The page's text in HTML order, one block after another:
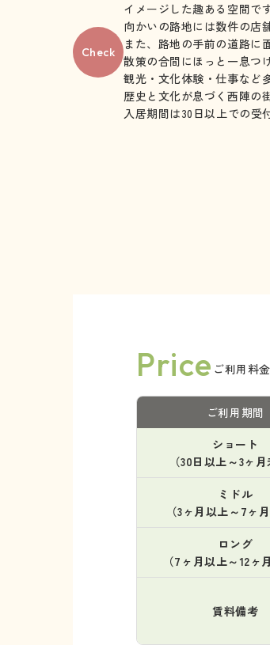
Check
イメージした趣ある空間です
向かいの路地には数件の店
また、路地の手前の道路に
散策の合間にほっと一息つ
観光・文化体験・仕事など
歴史と文化が息づく西陣の
入居期間は30日以上での受
Price ご利用料金
ご利用期間
ショート
（30日以上～3ヶ月
ミドル
（3ヶ月以上～7ヶ月
ロング
（7ヶ月以上～12ヶ
賃料備考